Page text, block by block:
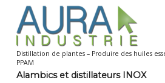
content
Distillation de plantes – Produire des huiles
PPAM
Alambics et distillateurs INOX